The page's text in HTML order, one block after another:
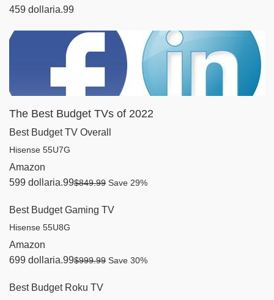
459 dollaria.99
The Best Budget TVs of 2022
Best Budget TV Overall
Hisense 55U7G
Amazon
599 dollaria.99$849.99 Save 29%
Best Budget Gaming TV
Hisense 55U8G
Amazon
699 dollaria.99$999.99 Save 30%
Best Budget Roku TV